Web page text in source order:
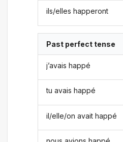
ils/elles happeront
Past perfect tense
j’avais happé
tu avais happé
il/elle/on avait happé